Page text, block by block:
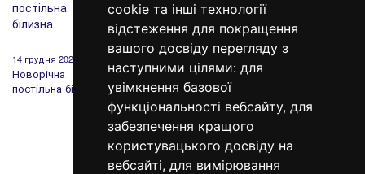
cookie та інші технології
відстеження для покращення
вашого досвіду перегляду з
наступними цілями: для
увімкнення базової
функціональності вебсайту, для
забезпечення кращого
користувацького досвіду на
вебсайті, для вимірювання
14 грудня 2020
Новорічна
постільна білизна
19 березня 2020
Чому Вам варто
обрати Sleeper
Set?
12 лютого 2020
День Святого
Валентина: історія,
традиції та
подарунки